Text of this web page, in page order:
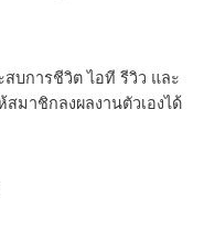
บการชีวิต ไอที รีวิว และ
สมาชิกลงผลงานตัวเองได้